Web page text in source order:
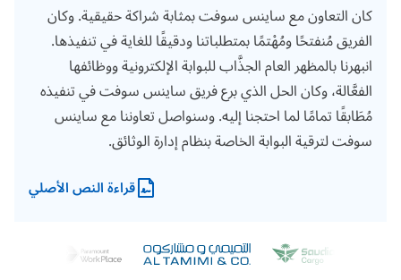
كان التعاون مع ساينس سوفت بمثابة شراكة حقيقية. وكان
الفريق مُنفتحًا ومُهْتمًا بمتطلباتنا ودقيقًا للغاية في تنفيذها.
انبهرنا بالمظهر العام الجذَّاب للبوابة الإلكترونية ووظائفها
الفعَّالة، وكان الحل الذي برع فريق ساينس سوفت في تنفيذه
مُطَابقًا تمامًا لما احتجنا إليه. وسنواصل تعاوننا مع ساينس
سوفت لترقية البوابة الخاصة بنظام إدارة الوثائق.
قراءة النص الأصلي